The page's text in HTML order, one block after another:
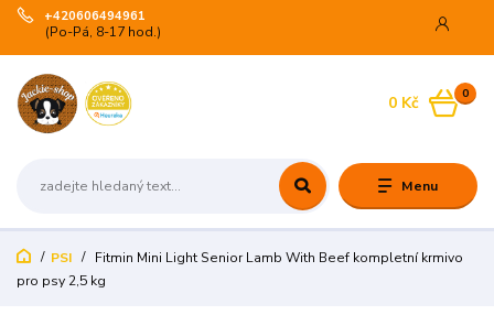
Menu
+420606494961
(Po-Pá, 8-17 hod.)
0
0 Kč
PSI
Fitmin Mini Light Senior Lamb With Beef kompletní krmivo
pro psy 2,5 kg